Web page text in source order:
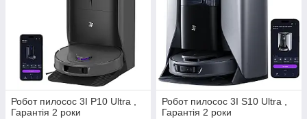
Робот пилосос 3I P10 Ultra ,
Гарантія 2 роки
Робот пилосос 3I S10 Ultra ,
Гарантія 2 роки